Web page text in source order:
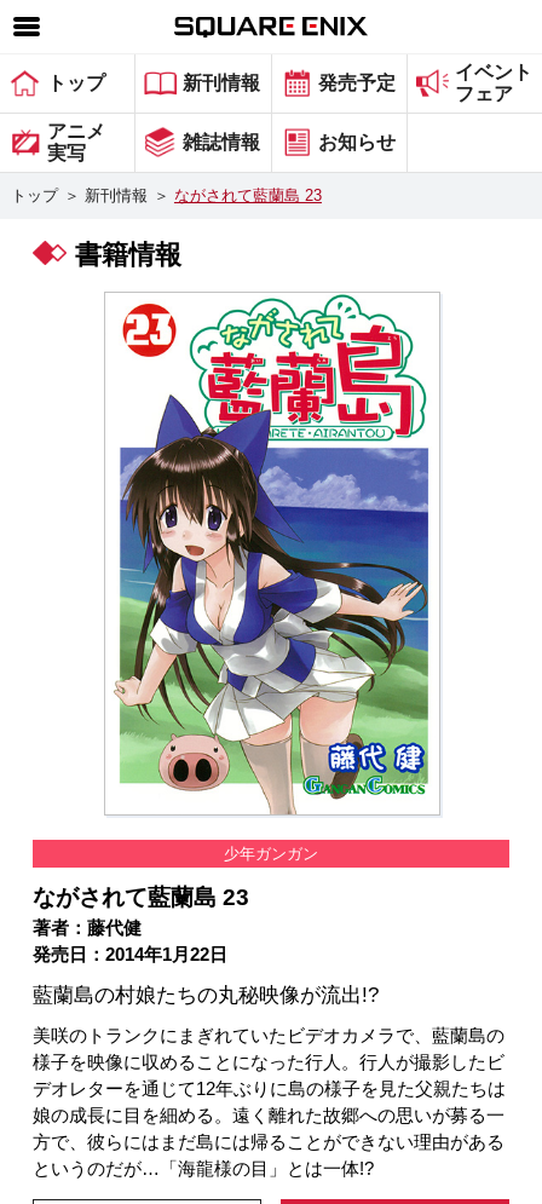
SQUARE ENIX 公式サイトメニュー
ゲーム
マガジン＆ブックス
グッズ
会社情報 採用情報
スクウェア・エニックス サイト内検索
トップ 新刊情報 発売予定
イベント
フェア
アニメ
実写
雑誌情報 お知らせ
トップ ＞ 新刊情報 ＞ ながされて藍蘭島 23
書籍情報
少年ガンガン
ながされて藍蘭島 23
著者：藤代健
発売日：2014年1月22日
藍蘭島の村娘たちの丸秘映像が流出!?
美咲のトランクにまぎれていたビデオカメラで、藍蘭島の
様子を映像に収めることになった行人。行人が撮影したビ
デオレターを通じて12年ぶりに島の様子を見た父親たちは
娘の成長に目を細める。遠く離れた故郷への思いが募る一
方で、彼らにはまだ島には帰ることができない理由がある
というのだが…「海龍様の目」とは一体!?